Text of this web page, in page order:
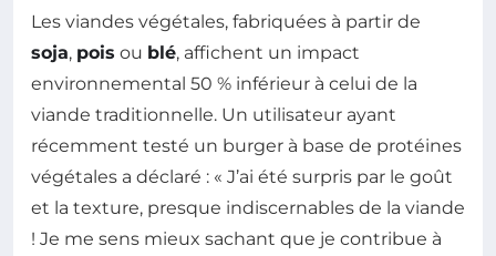
Les viandes végétales, fabriquées à partir de
soja, pois ou blé, affichent un impact
environnemental 50 % inférieur à celui de la
viande traditionnelle. Un utilisateur ayant
récemment testé un burger à base de protéines
végétales a déclaré : « J’ai été surpris par le goût
et la texture, presque indiscernables de la viande
! Je me sens mieux sachant que je contribue à